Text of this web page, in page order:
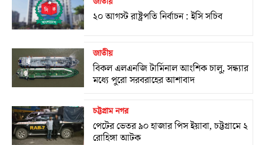
২০ আগস্ট রাষ্ট্রপতি নির্বাচন : ইসি সচিব
জাতীয়
বিকল এলএনজি টার্মিনাল আংশিক চালু, সন্ধ্যার
মধ্যে পুরো সরবরাহের আশাবাদ
চট্টগ্রাম নগর
পেটের ভেতর ৯০ হাজার পিস ইয়াবা, চট্টগ্রামে ২
রোহিঙ্গা আটক